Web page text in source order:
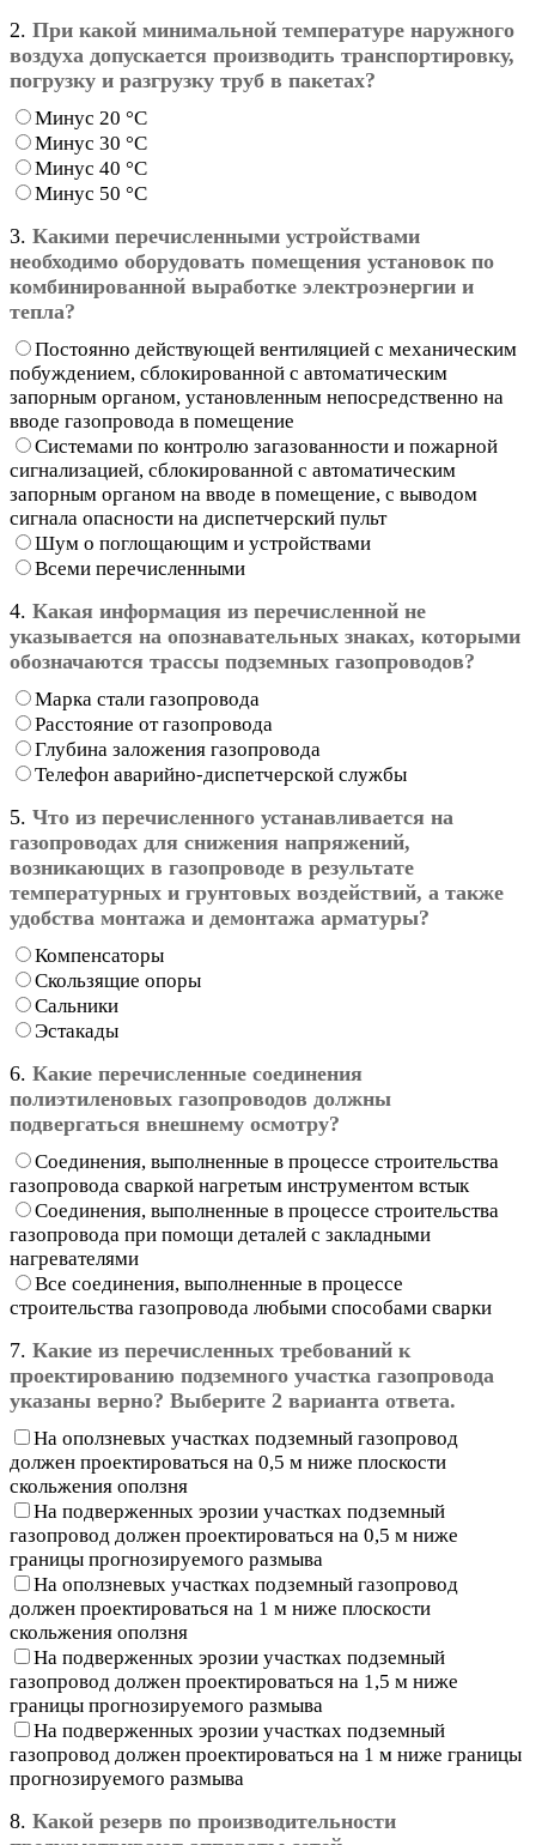
2. При какой минимальной температуре наружного
воздуха допускается производить транспортировку,
погрузку и разгрузку труб в пакетах?
Минус 20 °С
Минус 30 °С
Минус 40 °С
Минус 50 °С
3. Какими перечисленными устройствами
необходимо оборудовать помещения установок по
комбинированной выработке электроэнергии и
тепла?
Постоянно действующей вентиляцией с механическим
побуждением, сблокированной с автоматическим
запорным органом, установленным непосредственно на
вводе газопровода в помещение
Системами по контролю загазованности и пожарной
сигнализацией, сблокированной с автоматическим
запорным органом на вводе в помещение, с выводом
сигнала опасности на диспетчерский пульт
Шум о поглощающим и устройствами
Всеми перечисленными
4. Какая информация из перечисленной не
указывается на опознавательных знаках, которыми
обозначаются трассы подземных газопроводов?
Марка стали газопровода
Расстояние от газопровода
Глубина заложения газопровода
Телефон аварийно-диспетчерской службы
5. Что из перечисленного устанавливается на
газопроводах для снижения напряжений,
возникающих в газопроводе в результате
температурных и грунтовых воздействий, а также
удобства монтажа и демонтажа арматуры?
Компенсаторы
Скользящие опоры
Сальники
Эстакады
6. Какие перечисленные соединения
полиэтиленовых газопроводов должны
подвергаться внешнему осмотру?
Соединения, выполненные в процессе строительства
газопровода сваркой нагретым инструментом встык
Соединения, выполненные в процессе строительства
газопровода при помощи деталей с закладными
нагревателями
Все соединения, выполненные в процессе
строительства газопровода любыми способами сварки
7. Какие из перечисленных требований к
проектированию подземного участка газопровода
указаны верно? Выберите 2 варианта ответа.
На оползневых участках подземный газопровод
должен проектироваться на 0,5 м ниже плоскости
скольжения оползня
На подверженных эрозии участках подземный
газопровод должен проектироваться на 0,5 м ниже
границы прогнозируемого размыва
На оползневых участках подземный газопровод
должен проектироваться на 1 м ниже плоскости
скольжения оползня
На подверженных эрозии участках подземный
газопровод должен проектироваться на 1,5 м ниже
границы прогнозируемого размыва
На подверженных эрозии участках подземный
газопровод должен проектироваться на 1 м ниже границы
прогнозируемого размыва
8. Какой резерв по производительности